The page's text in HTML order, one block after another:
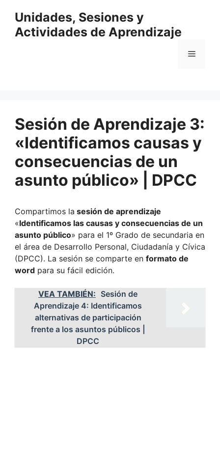
contenido
Unidades, Sesiones y
Actividades de Aprendizaje
Menú
Sesión de Aprendizaje 3:
«Identificamos causas y
consecuencias de un
asunto público» | DPCC
Compartimos la sesión de aprendizaje
«Identificamos las causas y consecuencias de un
asunto público» para el 1º Grado de secundaria en
el área de Desarrollo Personal, Ciudadanía y Cívica
(DPCC). La sesión se comparte en formato de
word para su fácil edición.
VEA TAMBIÉN: Sesión de
Aprendizaje 4: Identificamos
alternativas de participación
frente a los asuntos públicos |
DPCC